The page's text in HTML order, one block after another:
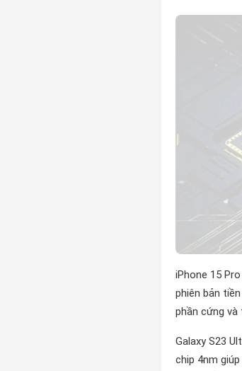
iPhone 15
phiên bản
phần cứng
Galaxy S23
chip 4nm